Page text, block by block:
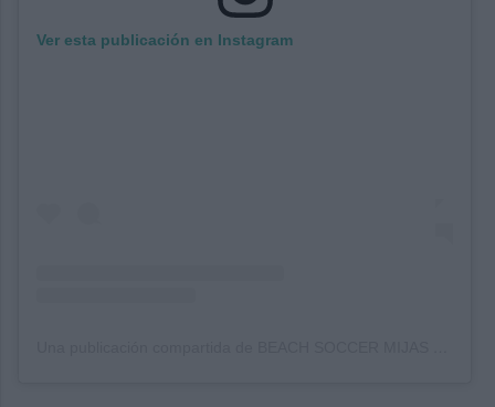
Ver esta publicación en Instagram